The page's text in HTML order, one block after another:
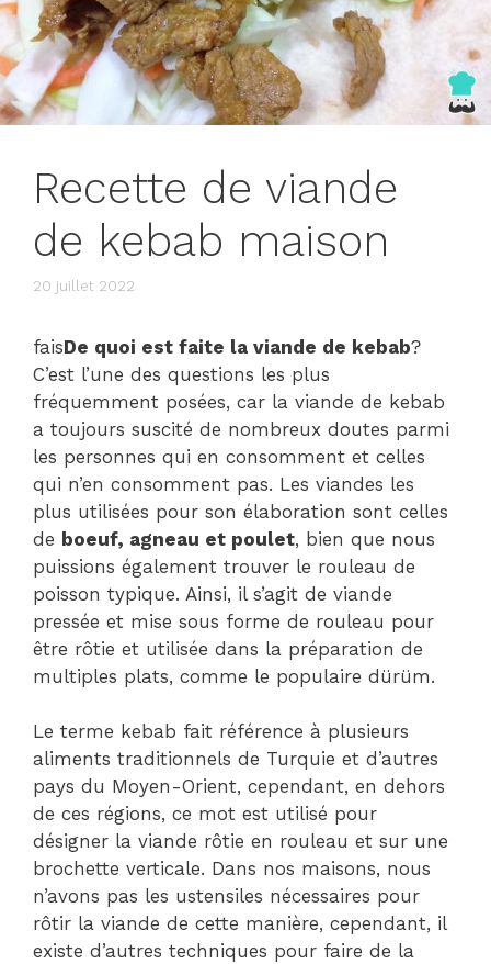
Recette de viande
de kebab maison
20 juillet 2022
faisDe quoi est faite la viande de kebab?
C’est l’une des questions les plus
fréquemment posées, car la viande de kebab
a toujours suscité de nombreux doutes parmi
les personnes qui en consomment et celles
qui n’en consomment pas. Les viandes les
plus utilisées pour son élaboration sont celles
de boeuf, agneau et poulet, bien que nous
puissions également trouver le rouleau de
poisson typique. Ainsi, il s’agit de viande
pressée et mise sous forme de rouleau pour
être rôtie et utilisée dans la préparation de
multiples plats, comme le populaire dürüm.
Le terme kebab fait référence à plusieurs
aliments traditionnels de Turquie et d’autres
pays du Moyen-Orient, cependant, en dehors
de ces régions, ce mot est utilisé pour
désigner la viande rôtie en rouleau et sur une
brochette verticale. Dans nos maisons, nous
n’avons pas les ustensiles nécessaires pour
rôtir la viande de cette manière, cependant, il
existe d’autres techniques pour faire de la